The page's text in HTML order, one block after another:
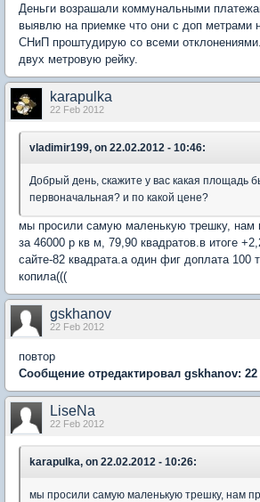
Деньги возрашали коммунальными
выявлю на приемке что они с доп метрами
СНиП проштудирую со всеми
двух метровую рейку.
karapulka
22 Feb 2012
vladimir199, on 22.02.2012 - 10:46:
Добрый день, скажите у вас какая площадь
первоначальная? и по какой цене?
мы просили самую маленькую трешку, нам
за 46000 р кв м, 79,90 квадратов.в итоге
сайте-82 квадрата.а один фиг доплата
копила(((
gskhanov
22 Feb 2012
повтор
Сообщение отредактировал gskhanov: 22
LiseNa
22 Feb 2012
karapulka, on 22.02.2012 - 10:26:
мы просили самую маленькую трешку, нам